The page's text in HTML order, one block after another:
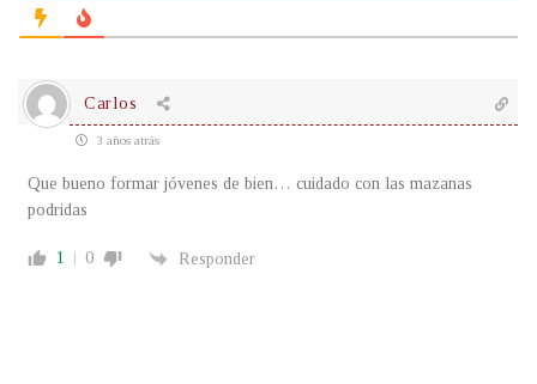
Carlos
3 años atrás
Que bueno formar jóvenes de bien… cuidado con las mazanas
podridas
1 0 Responder